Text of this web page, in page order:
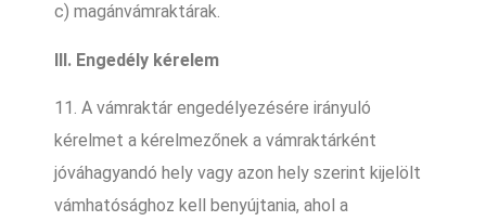
c) magánvámraktárak.
III. Engedély kérelem
11. A vámraktár engedélyezésére irányuló
kérelmet a kérelmezőnek a vámraktárként
jóváhagyandó hely vagy azon hely szerint kijelölt
vámhatósághoz kell benyújtania, ahol a